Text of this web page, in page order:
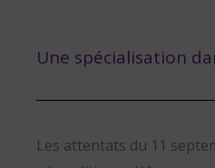
Une spécialisation
Les attentats du 11